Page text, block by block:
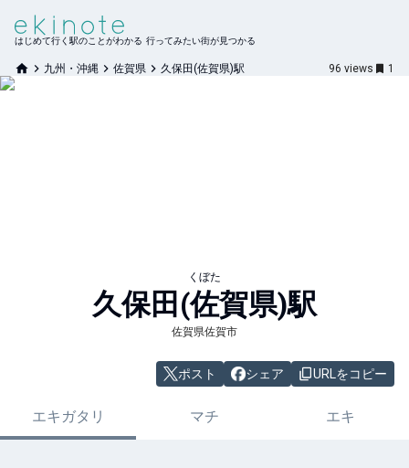
はじめて行く駅のことがわかる 行ってみたい街が見つかる
九州・沖縄 佐賀県 久保田(佐賀県)駅 96 views 1
くぼた
久保田(佐賀県)駅
佐賀県佐賀市
ポスト シェア URLをコピー
エキガタリ マチ エキ